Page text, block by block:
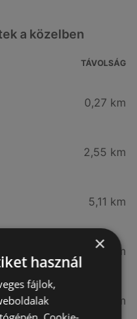
a közelben
TÁVOLSÁG
0,27 km
2,55 km
5,11 km
5,24 km
7,03 km
×
használ
fájlok,